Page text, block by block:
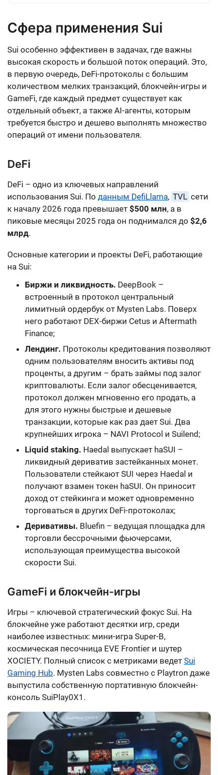
Сфера применения Sui
Sui особенно эффективен в задачах, где важны
высокая скорость и большой поток операций. Это,
в первую очередь, DeFi-протоколы с большим
количеством мелких транзакций, блокчейн-игры и
GameFi, где каждый предмет существует как
отдельный объект, а также AI-агенты, которым
требуется быстро и дешево выполнять множество
операций от имени пользователя.
DeFi
DeFi – одно из ключевых направлений
использования Sui. По данным DefiLlama, TVL сети
к началу 2026 года превышает $500 млн, а в
пиковые месяцы 2025 года он поднимался до $2,6
млрд.
Основные категории и проекты DeFi, работающие
на Sui:
Биржи и ликвидность. DeepBook –
встроенный в протокол центральный
лимитный ордербук от Mysten Labs. Поверх
него работают DEX-биржи Cetus и Aftermath
Finance;
Лендинг. Протоколы кредитования позволяют
одним пользователям вносить активы под
проценты, а другим – брать займы под залог
криптовалюты. Если залог обесценивается,
протокол должен мгновенно его продать, а
для этого нужны быстрые и дешевые
транзакции, которые как раз дает Sui. Два
крупнейших игрока – NAVI Protocol и Suilend;
Liquid staking. Haedal выпускает haSUI –
ликвидный дериватив застейканных монет.
Пользователи стейкают SUI через Haedal и
получают взамен токен haSUI. Он приносит
доход от стейкинга и может одновременно
торговаться в других DeFi-протоколах;
Деривативы. Bluefin – ведущая площадка для
торговли бессрочными фьючерсами,
использующая преимущества высокой
скорости Sui.
GameFi и блокчейн-игры
Игры – ключевой стратегический фокус Sui. На
блокчейне уже работают десятки игр, среди
наиболее известных: мини-игра Super-B,
космическая песочница EVE Frontier и шутер
XOCIETY. Полный список с метриками ведет Sui
Gaming Hub. Mysten Labs совместно с Playtron даже
выпустила собственную портативную блокчейн-
консоль SuiPlay0X1.